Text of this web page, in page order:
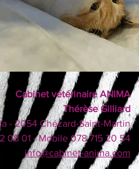
Cabinet vétérinaire ANIMA
Thérèse Gilliard
- 2054 Chézard-Saint-Martin
08 01 - Mobile 078 715 20 54
info@cabinet-anima.com